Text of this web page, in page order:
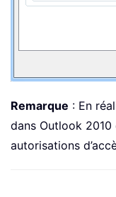
Remarque : En
dans Outlook
autorisations